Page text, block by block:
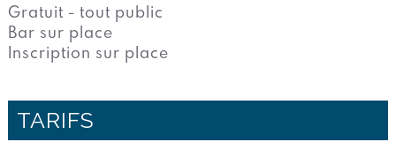
Gratuit - tout public
Bar sur place
Inscription sur place
TARIFS